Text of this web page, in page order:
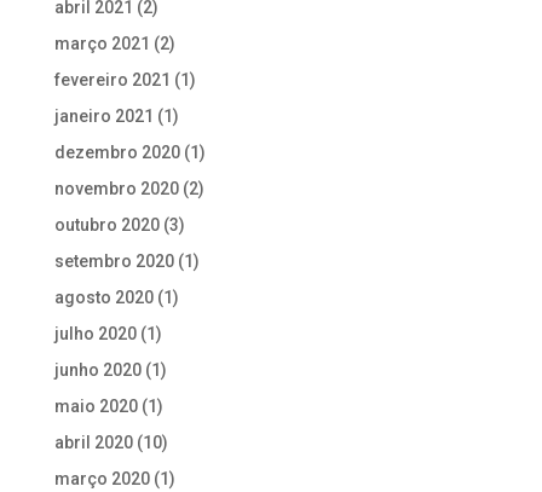
abril 2021 (2)
março 2021 (2)
fevereiro 2021 (1)
janeiro 2021 (1)
dezembro 2020(1)
novembro 2020(2)
outubro 2020(3)
setembro 2020(1)
agosto 2020(1)
julho 2020(1)
junho 2020(1)
maio 2020(1)
abril 2020(10)
março 2020(1)